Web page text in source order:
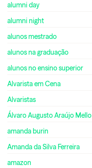
alumni day
alumni night
alunos mestrado
alunos na graduação
alunos no ensino superior
Alvarista em Cena
Alvaristas
Álvaro Augusto Araújo Mello
amanda burin
Amanda da Silva Ferreira
amazon